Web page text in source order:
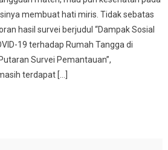
membuat hati miris. Tidak sebatas
hasil survei berjudul “Dampak Sosial
19 terhadap Rumah Tangga di
Survei Pemantauan”,
terdapat […]